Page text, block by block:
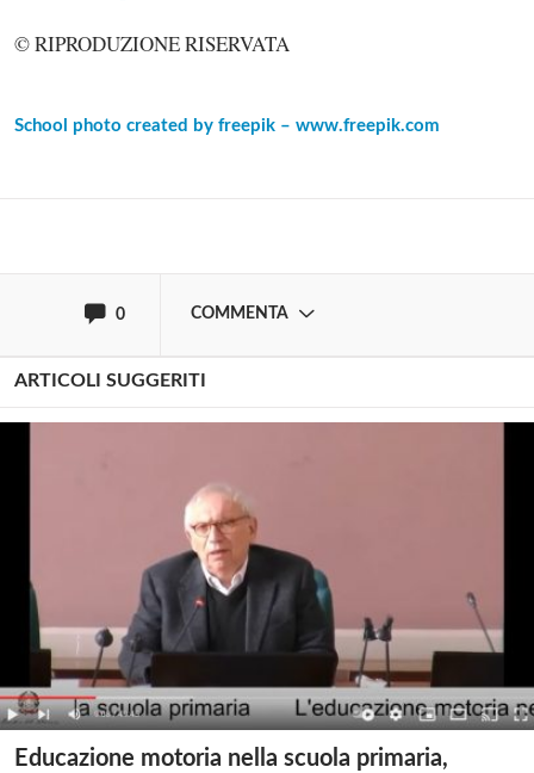
© RIPRODUZIONE RISERVATA
School photo created by freepik – www.freepik.com
0 COMMENTA
Solo gli utenti registrati possono
Effettua il o
ARTICOLI SUGGERITI
Educazione motoria nella scuola primaria,